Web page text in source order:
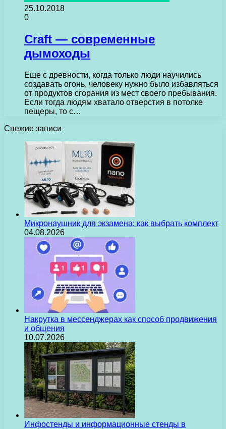
25.10.2018
0
Craft — современные
дымоходы
Еще с древности, когда только люди научились
создавать огонь, человеку нужно было избавляться
от продуктов сгорания из мест своего пребывания.
Если тогда людям хватало отверстия в потолке
пещеры, то с…
Свежие записи
Микронаушник для экзамена: как выбрать комплект
04.08.2026
Накрутка в мессенджерах как способ продвижения
и общения
10.07.2026
Инфостенды и информационные стенды в